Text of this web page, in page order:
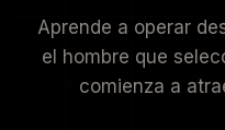
Aprende a operar
el hombre que
comienza a